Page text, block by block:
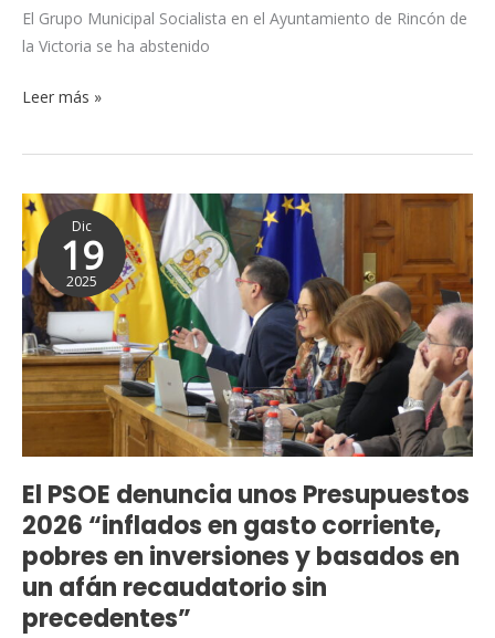
El Grupo Municipal Socialista en el Ayuntamiento de Rincón de
la Victoria se ha abstenido
reclama
bajada
Leer más »
Dic
19
2025
El PSOE denuncia unos Presupuestos
2026 “inflados en gasto corriente,
pobres en inversiones y basados en
un afán recaudatorio sin
precedentes”
El
PSOE
denuncia
unos
Presupuestos
2026
“inflados
en
corriente,
pobres
en
inversiones
y
basados
en